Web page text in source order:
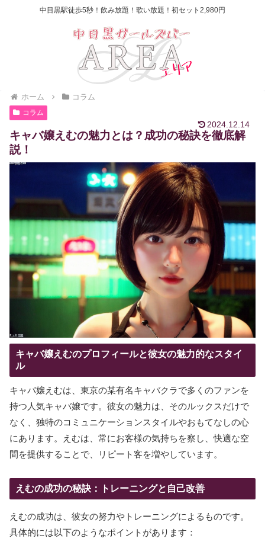
中目黒駅徒歩5秒！飲み放題！歌い放題！初セット2,980円
ホーム コラム
コラム
2024.12.14
キャバ嬢えむの魅力とは？成功の秘訣を徹底解
説！
キャバ嬢えむのプロフィールと彼女の魅力的なスタイ
ル
キャバ嬢えむは、東京の某有名キャバクラで多くのファンを
持つ人気キャバ嬢です。彼女の魅力は、そのルックスだけで
なく、独特のコミュニケーションスタイルやおもてなしの心
にあります。えむは、常にお客様の気持ちを察し、快適な空
間を提供することで、リピート客を増やしています。
えむの成功の秘訣：トレーニングと自己改善
えむの成功は、彼女の努力やトレーニングによるものです。
具体的には以下のようなポイントがあります：